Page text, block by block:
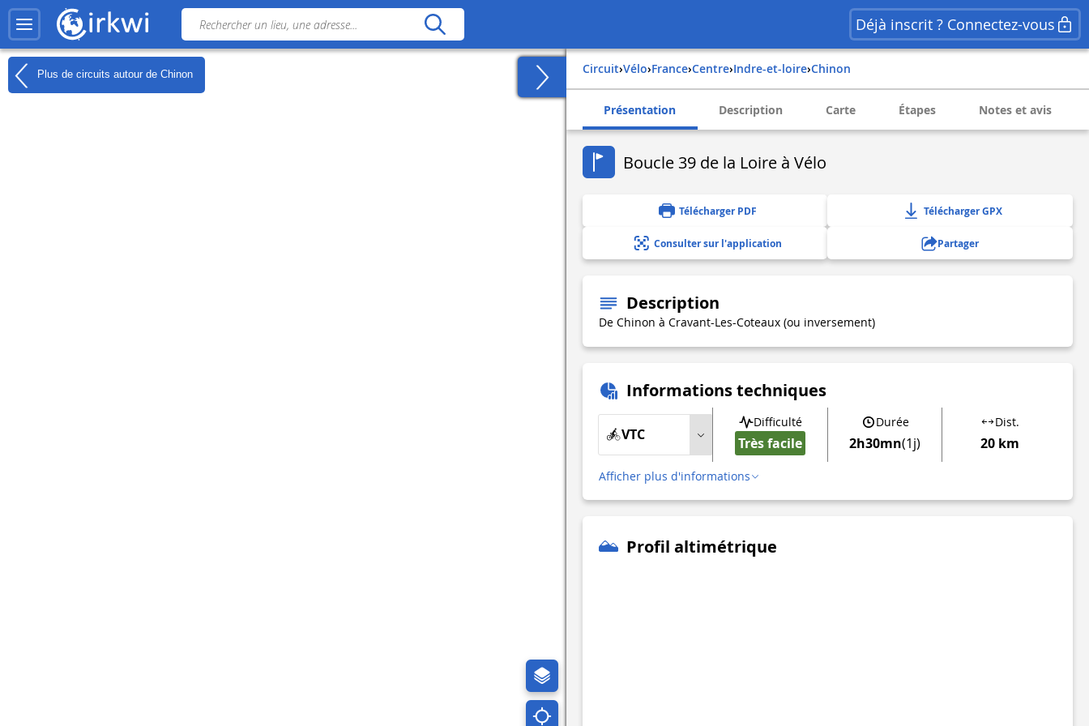
Déjà inscrit ? Connectez-vous
Plus de circuits autour de Chinon Circuit› Vélo› france› centre› indre-et-loire› chinon
Présentation Description Carte Étapes Notes et avis
Boucle 39 de la Loire à Vélo
Télécharger PDF Télécharger GPX
Consulter sur l'application Partager
Description
De Chinon à Cravant-Les-Coteaux (ou inversement)
Informations techniques
VTC
Difficulté
Très facile
Durée
2h30mn(1j)
Dist.
20 km
Afficher plus d'informations
Profil altimétrique